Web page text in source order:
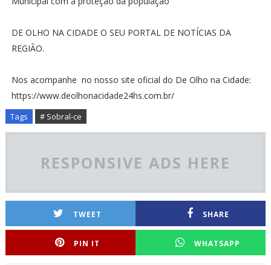
DE OLHO NA CIDADE O SEU PORTAL DE NOTÍCIAS DA
REGIÃO.
Nos acompanhe no nosso site oficial do De Olho na Cidade:
https://www.deolhonacidade24hs.com.br/
Tags # Sobral-ce
RESPONSIVE ADS HERE
TWEET SHARE
PIN IT WHATSAPP